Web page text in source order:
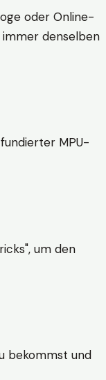
oder Online-
immer denselben
MPU-
um den
bekommst und